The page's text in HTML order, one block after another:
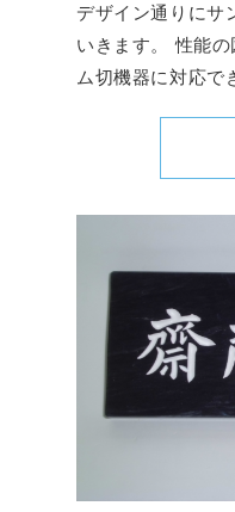
デザイン通りにサ
いきます。 性能
ム切機器に対応で